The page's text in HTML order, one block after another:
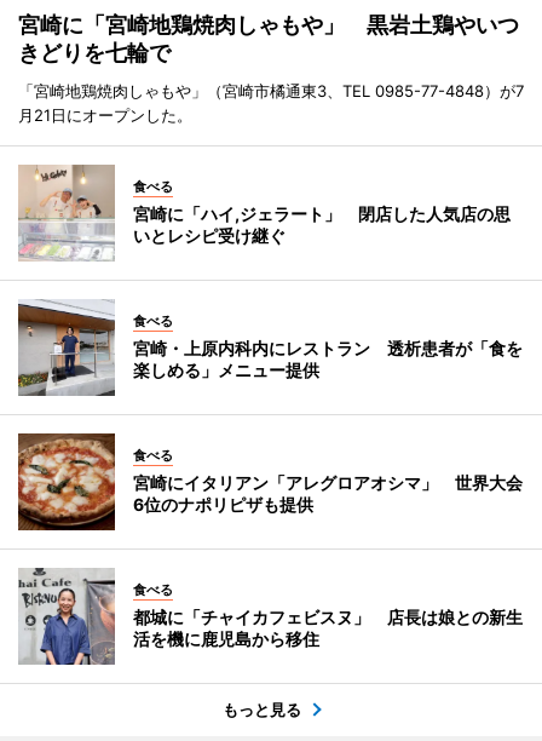
宮崎に「宮崎地鶏焼肉しゃもや」 黒岩土鶏やいつ
きどりを七輪で
「宮崎地鶏焼肉しゃもや」（宮崎市橘通東3、TEL 0985-77-4848）が7
月21日にオープンした。
食べる
宮崎に「ハイ,ジェラート」 閉店した人気店の思
いとレシピ受け継ぐ
食べる
宮崎・上原内科内にレストラン 透析患者が「食を
楽しめる」メニュー提供
食べる
宮崎にイタリアン「アレグロアオシマ」 世界大会
6位のナポリピザも提供
食べる
都城に「チャイカフェビスヌ」 店長は娘との新生
活を機に鹿児島から移住
もっと見る